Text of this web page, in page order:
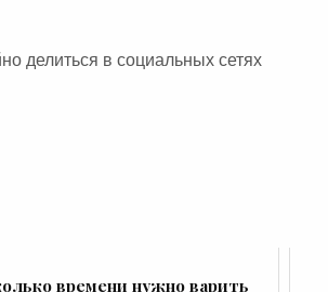
делиться в социальных сетях
времени нужно варить